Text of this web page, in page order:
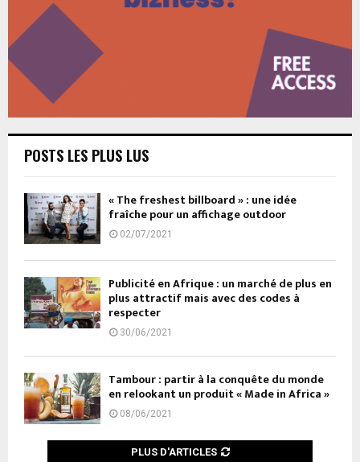
POSTS LES PLUS LUS
« The freshest billboard » : une idée
fraîche pour un affichage outdoor
02/07/2021
Publicité en Afrique : un marché de plus en
plus attractif mais avec des codes à
respecter
30/06/2021
Tambour : partir à la conquête du monde
en relookant un produit « Made in Africa »
08/06/2021
PLUS D'ARTICLES